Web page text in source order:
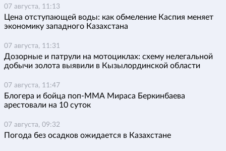
07 августа, 11:13
Цена отступающей воды: как обмеление Каспия меняет
экономику западного Казахстана
07 августа, 11:31
Дозорные и патрули на мотоциклах: схему нелегальной
добычи золота выявили в Кызылординской области
07 августа, 11:47
Блогера и бойца поп-ММА Мираса Беркинбаева
арестовали на 10 суток
07 августа, 09:32
Погода без осадков ожидается в Казахстане